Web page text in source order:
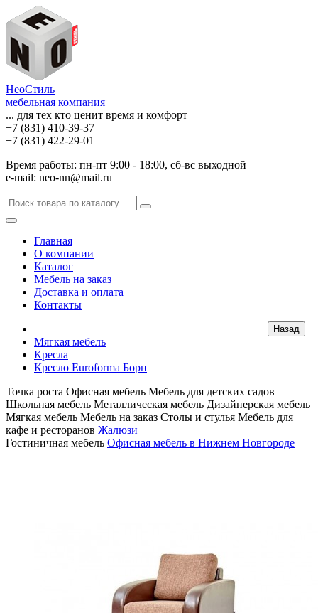
НеоСтиль
мебельная компания
... для тех кто ценит время и комфорт
+7 (831) 410-39-37
+7 (831) 422-29-01
Время работы: пн-пт 9:00 - 18:00, сб-вс выходной
e-mail: neo-nn@mail.ru
Главная
О компании
Каталог
Мебель на заказ
Доставка и оплата
Контакты
Мягкая мебель
Кресла
Кресло Euroforma Борн
Точка роста Офисная мебель Мебель для детских садов
Школьная мебель Металлическая мебель Дизайнерская мебель
Мягкая мебель Мебель на заказ Столы и стулья Мебель для
кафе и ресторанов Жалюзи
Гостиничная мебель Офисная мебель в Нижнем Новгороде